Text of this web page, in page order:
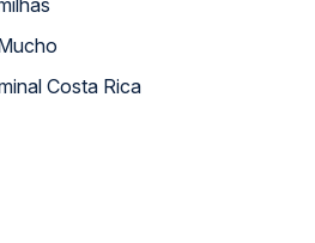
La terminal Costa Rica